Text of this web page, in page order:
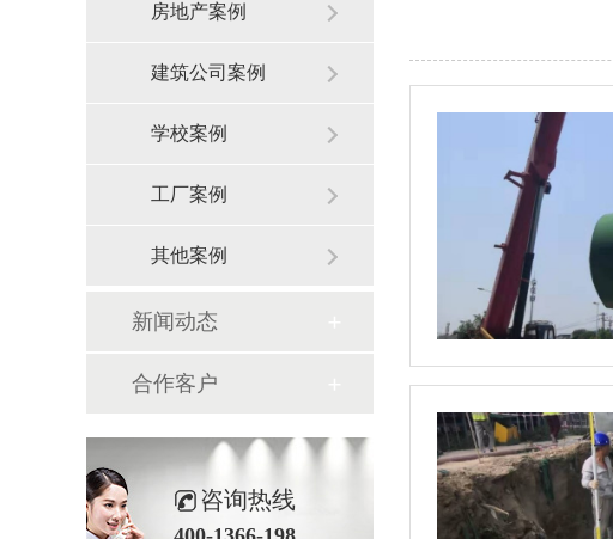
房地产案例
建筑公司案例
学校案例
工厂案例
其他案例
新闻动态
合作客户
咨询热线